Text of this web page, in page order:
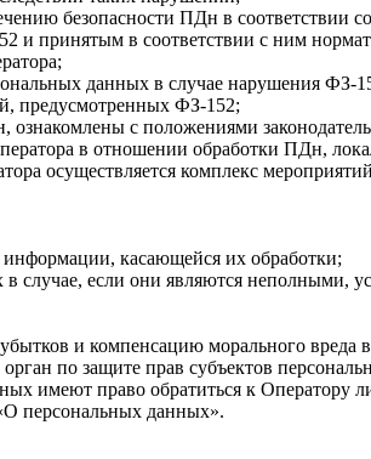
безопасности ПДн в соответствии
и принятым в соответствии с ним
данных в случае нарушения ФЗ-
предусмотренных ФЗ-152;
с положениями
в отношении обработки ПДн,
осуществляется комплекс
касающейся их обработки;
случае, если они являются
и компенсацию морального вреда
по защите прав субъектов
имеют право обратиться к Оператору
персональных данных».